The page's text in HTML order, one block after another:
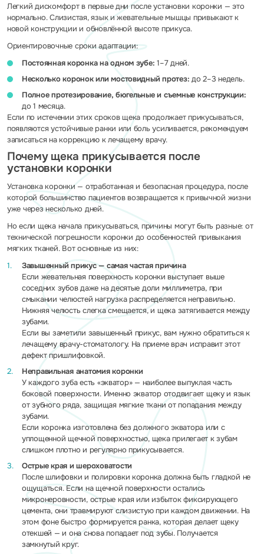
Легкий дискомфорт в первые дни после установки коронки — это
нормально. Слизистая, язык и жевательные мышцы привыкают к
новой конструкции и обновлённой высоте прикуса.
Ориентировочные сроки адаптации:
Постоянная коронка на одном зубе:1–7 дней.
Несколько коронок или мостовидный протез:до 2–3 недель.
Полное протезирование, бюгельные и съемные конструкции:
до 1 месяца.
Если по истечении этих сроков щека продолжает прикусываться,
появляются устойчивые ранки или боль усиливается, рекомендуем
записаться на коррекцию к лечащему врачу.
Почему щека прикусывается после
установки коронки
Установка коронки — отработанная и безопасная процедура, после
которой большинство пациентов возвращается к привычной жизни
уже через несколько дней.
Но если щека начала прикусываться, причины могут быть разные: от
технической погрешности коронки до особенностей привыкания
мягких тканей. Вот основные из них:
Завышенный прикус — самая частая причина
Если жевательная поверхность коронки выступает выше
соседних зубов даже на десятые доли миллиметра, при
смыкании челюстей нагрузка распределяется неправильно.
Нижняя челюсть слегка смещается, и щека затягивается между
зубами.
Если вы заметили завышенный прикус, вам нужно обратиться к
лечащему врачу-стоматологу. На приеме врач исправит этот
дефект пришлифовкой.
Неправильная анатомия коронки
У каждого зуба есть «экватор» — наиболее выпуклая часть
боковой поверхности. Именно экватор отодвигает щеку и язык
от зубного ряда, защищая мягкие ткани от попадания между
зубами.
Если коронка изготовлена без должного экватора или с
уплощенной щечной поверхностью, щека прилегает к зубам
слишком плотно и регулярно прикусывается.
Острые края и шероховатости
После шлифовки и полировки коронка должна быть гладкой не
ощущаться. Если на щечной поверхности остались
микронеровности, острые края или избыток фиксирующего
цемента, они травмируют слизистую при каждом движении. На
этом фоне быстро формируется ранка, которая делает щеку
отекшей — и она снова попадает под зубы. Получается
замкнутый круг.